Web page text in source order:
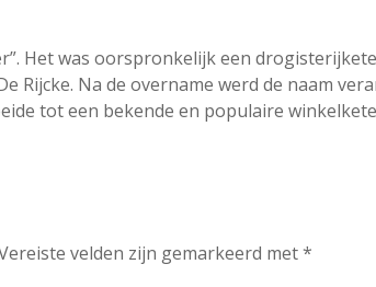
Het was oorspronkelijk een
Rijcke. Na de overname werd de naam
tot een bekende en populaire
velden zijn gemarkeerd met*